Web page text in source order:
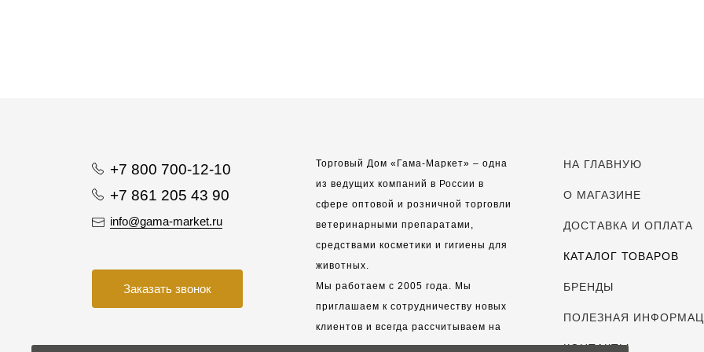
+7 800 700-12-10
+7 861 205 43 90
info@gama-market.ru
Заказать звонок
Торговый Дом «Гама-Маркет» – одна
из ведущих компаний в России в
сфере оптовой и розничной торговли
ветеринарными препаратами,
средствами косметики и гигиены для
животных.
Мы работаем с 2005 года. Мы
приглашаем к сотрудничеству новых
клиентов и всегда рассчитываем на
взаимовыгодные, долгосрочные
НА ГЛАВНУЮ
О МАГАЗИНЕ
ДОСТАВКА И ОПЛАТА
КАТАЛОГ ТОВАРОВ
БРЕНДЫ
ПОЛЕЗНАЯ
КОНТАКТЫ